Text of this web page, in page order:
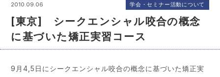
2010.09.06
[東京] シークエンシャル咬合の概念
に基づいた矯正実習コース
学会・セミナー活動について
9月4,5日にシークエンシャル咬合の概念に基づいた矯正実